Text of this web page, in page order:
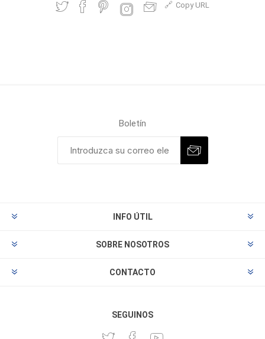
Copy URL
Boletín
INFO ÚTIL
SOBRE NOSOTROS
CONTACTO
SEGUINOS